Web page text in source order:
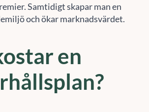
Samtidigt skapar man en
och ökar marknadsvärdet.
en